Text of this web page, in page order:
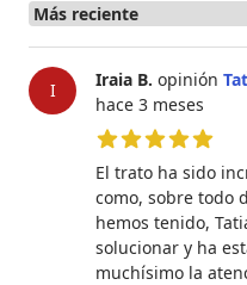
I Iraia B. opinión
hace 3 meses
5 de 5 estrellas
El trato ha sido
como, sobre todo
hemos tenido,
solucionar y ha
muchísimo la